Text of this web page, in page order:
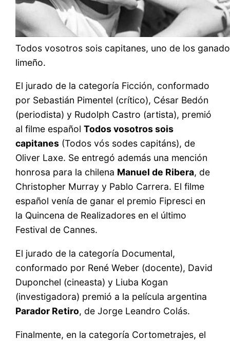
Todos vosotros sois capitanes, uno de los
limeño.
El jurado de la categoría Ficción, conformado
por Sebastián Pimentel (crítico), César Bedón
(periodista) y Rudolph Castro (artista), premió
al filme españolTodos vosotros sois
capitanes (Todos vós sodes capitáns), de
Oliver Laxe. Se entregó además una mención
honrosa para la chilena Manuel de Ribera, de
Christopher Murray y Pablo Carrera. El filme
español venía de ganar el premio Fipresci en
la Quincena de Realizadores en el último
Festival de Cannes.
El jurado de la categoría Documental,
conformado por René Weber (docente), David
Duponchel (cineasta) y Liuba Kogan
(investigadora) premió a la película argentina
Parador Retiro, de Jorge Leandro Colás.
Finalmente, en la categoría Cortometrajes, el